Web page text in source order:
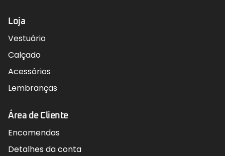
Loja
Vestuário
Calçado
Acessórios
Lembranças
Área de Cliente
Encomendas
Detalhes da conta